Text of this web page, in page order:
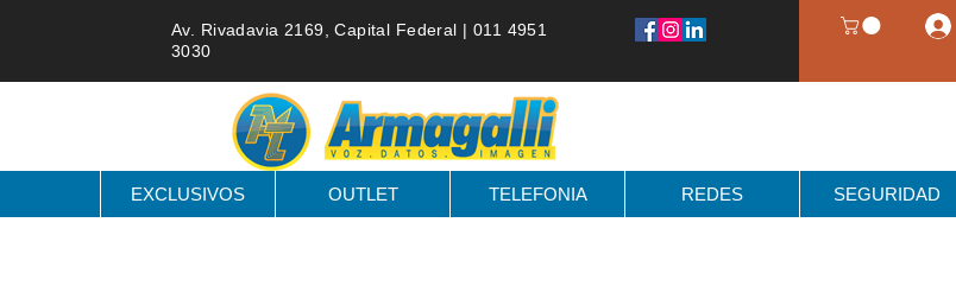
Av. Rivadavia 2169, Capital Federal | 011 4951
3030
EXCLUSIVOS OUTLET TELEFONIA REDES SEGURIDAD